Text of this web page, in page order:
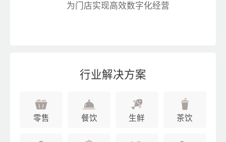
为门店实现高效数字化经营
行业解决方案
零售 餐饮 生鲜 茶饮